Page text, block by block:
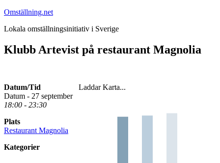
Hoppa
innehåll
Omställning.net
Lokala omställningsinitiativ i Sverige
Klubb Artevist på restaurant Magnolia
Laddar Karta...
Datum/Tid
Datum - 27 september
18:00 - 23:30
Plats
Restaurant Magnolia
Kategorier